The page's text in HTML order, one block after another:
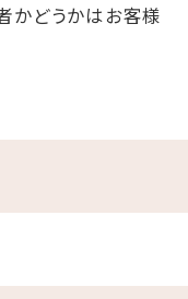
かどうかはお客様